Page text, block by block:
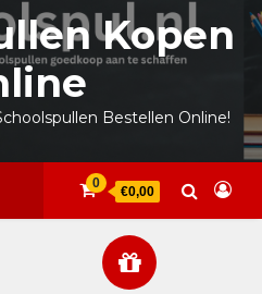
Kopen
Bestellen Online!
0
€0,00